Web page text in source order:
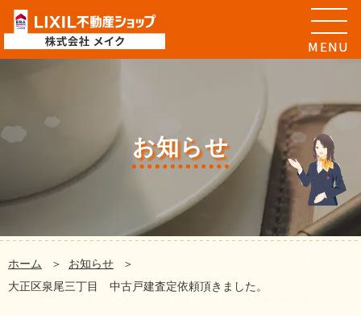
お知らせ
ホーム
お知らせ
大正区泉尾三丁目 中古戸建査定依頼頂きました。